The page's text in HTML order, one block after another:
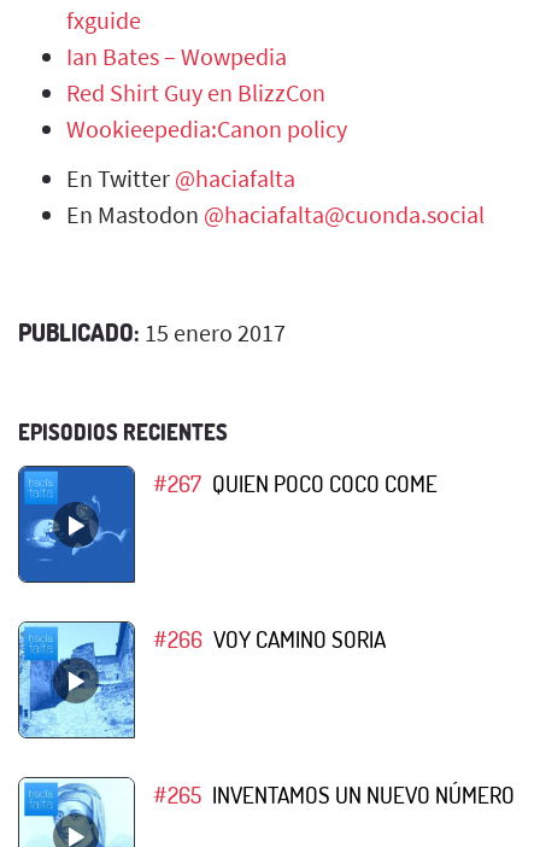
fxguide
Ian Bates – Wowpedia
Red Shirt Guy en BlizzCon
Wookieepedia:Canon policy
En Twitter @haciafalta
En Mastodon @haciafalta@cuonda.social
PUBLICADO: 15 enero 2017
EPISODIOS RECIENTES
#267 QUIEN POCO COCO COME
#266 VOY CAMINO SORIA
#265 INVENTAMOS UN NUEVO NÚMERO